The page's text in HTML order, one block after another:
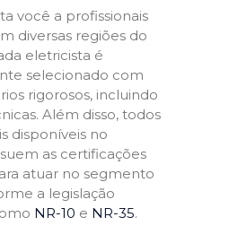
você a profissionais
diversas regiões do
eletricista é
selecionado com
rigorosos, incluindo
Além disso, todos
disponíveis no
as certificações
atuar no segmento
a legislação
NR-10 e NR-35.